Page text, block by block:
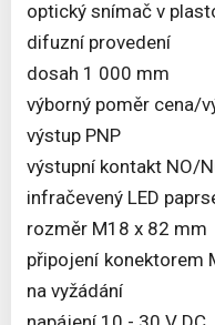
optický snímač v
difuzní provedení
dosah 1 000 mm
výborný poměr cena/
výstup PNP
výstupní kontakt NO/
infračevený LED
rozměr M18 x 82 mm
připojení konektorem
na vyžádání